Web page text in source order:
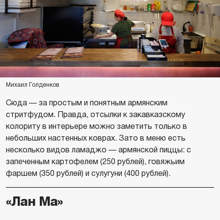
Михаил Голденков
Сюда — за простым и понятным армянским
стритфудом. Правда, отсылки к закавказскому
колориту в интерьере можно заметить только в
небольших настенных коврах. Зато в меню есть
несколько видов ламаджо — армянской пиццы: с
запеченным картофелем (250 рублей), говяжьим
фаршем (350 рублей) и сулугуни (400 рублей).
«Лан Ма»